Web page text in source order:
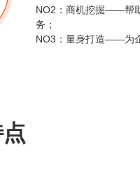
NO2：商机挖掘——帮
务；
NO3：量身打造——为